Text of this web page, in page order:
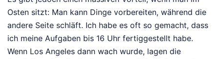
Osten sitzt: Man kann Dinge vorbereiten, während die
andere Seite schläft. Ich habe es oft so gemacht, dass
ich meine Aufgaben bis 16 Uhr fertiggestellt habe.
Wenn Los Angeles dann wach wurde, lagen die